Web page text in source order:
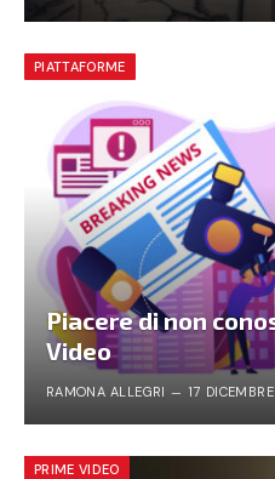
PIATTAFORME
Piacere di non
Video
RAMONA ALLEGRI 17
PRIME VIDEO